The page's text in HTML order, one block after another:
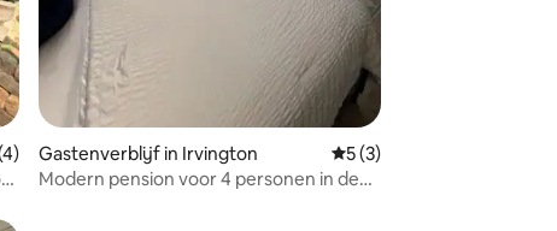
beoordeling van 5 op 5, 4 recensies
Gastenverblijf in Irvington Gemiddelde beoordeling
5 (3)
Modern pension voor 4 personen in de